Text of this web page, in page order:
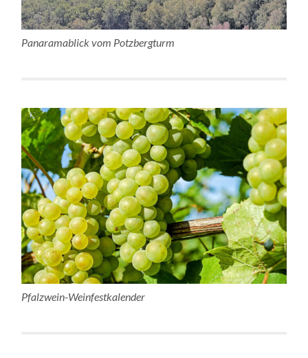
Panaramablick vom Potzbergturm
Pfalzwein-Weinfestkalender